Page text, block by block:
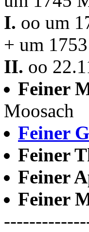
I. oo um
+ um
II. oo
Feiner
Moosach
Feiner
Feiner
Feiner
Feiner